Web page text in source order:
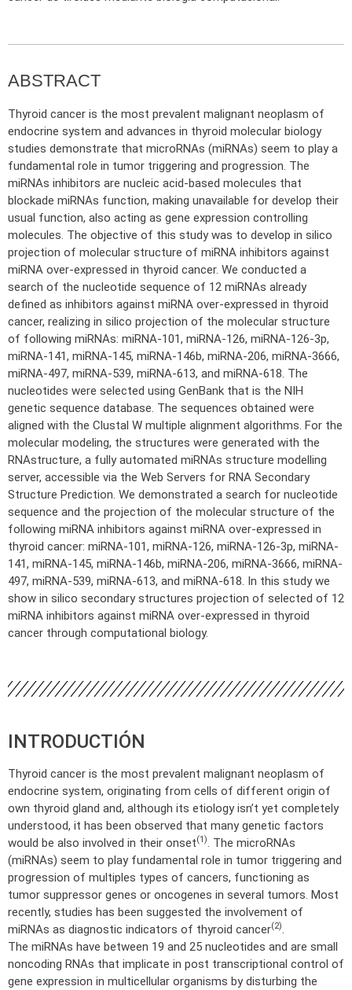
ABSTRACT
Thyroid cancer is the most prevalent malignant neoplasm of
endocrine system and advances in thyroid molecular biology
studies demonstrate that microRNAs (miRNAs) seem to play a
fundamental role in tumor triggering and progression. The
miRNAs inhibitors are nucleic acid-based molecules that
blockade miRNAs function, making unavailable for develop their
usual function, also acting as gene expression controlling
molecules. The objective of this study was to develop in silico
projection of molecular structure of miRNA inhibitors against
miRNA over-expressed in thyroid cancer. We conducted a
search of the nucleotide sequence of 12 miRNAs already
defined as inhibitors against miRNA over-expressed in thyroid
cancer, realizing in silico projection of the molecular structure
of following miRNAs: miRNA-101, miRNA-126, miRNA-126-3p,
miRNA-141, miRNA-145, miRNA-146b, miRNA-206, miRNA-3666,
miRNA-497, miRNA-539, miRNA-613, and miRNA-618. The
nucleotides were selected using GenBank that is the NIH
genetic sequence database. The sequences obtained were
aligned with the Clustal W multiple alignment algorithms. For the
molecular modeling, the structures were generated with the
RNAstructure, a fully automated miRNAs structure modelling
server, accessible via the Web Servers for RNA Secondary
Structure Prediction. We demonstrated a search for nucleotide
sequence and the projection of the molecular structure of the
following miRNA inhibitors against miRNA over-expressed in
thyroid cancer: miRNA-101, miRNA-126, miRNA-126-3p, miRNA-
141, miRNA-145, miRNA-146b, miRNA-206, miRNA-3666, miRNA-
497, miRNA-539, miRNA-613, and miRNA-618. In this study we
show in silico secondary structures projection of selected of 12
miRNA inhibitors against miRNA over-expressed in thyroid
cancer through computational biology.
INTRODUCTIÓN
Thyroid cancer is the most prevalent malignant neoplasm of
endocrine system, originating from cells of different origin of
own thyroid gland and, although its etiology isn’t yet completely
understood, it has been observed that many genetic factors
would be also involved in their onset(1)
. The microRNAs
(miRNAs) seem to play fundamental role in tumor triggering and
progression of multiples types of cancers, functioning as
tumor suppressor genes or oncogenes in several tumors. Most
recently, studies has been suggested the involvement of
miRNAs as diagnostic indicators of thyroid cancer(2)
The miRNAs have between 19 and 25 nucleotides and are small
noncoding RNAs that implicate in post transcriptional control of
gene expression in multicellular organisms by disturbing the